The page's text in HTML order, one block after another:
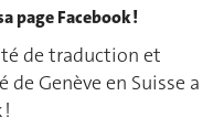
page Facebook !
de traduction et
Genève en Suisse a